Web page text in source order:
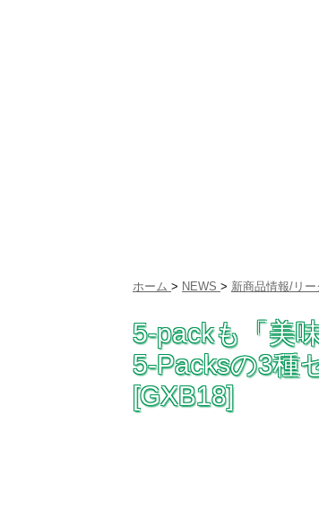
ホーム > NEWS > 新商品情報/リー
5-packも「美
5-Packsの3種
[GXB18]